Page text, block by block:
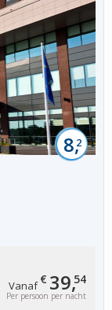
Vanaf€ 39,54
Per persoon per nacht
8,2